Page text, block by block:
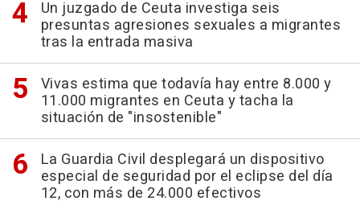
Un juzgado de Ceuta investiga seis
presuntas agresiones sexuales a migrantes
tras la entrada masiva
Vivas estima que todavía hay entre 8.000 y
11.000 migrantes en Ceuta y tacha la
situación de "insostenible"
La Guardia Civil desplegará un dispositivo
especial de seguridad por el eclipse del día
12, con más de 24.000 efectivos